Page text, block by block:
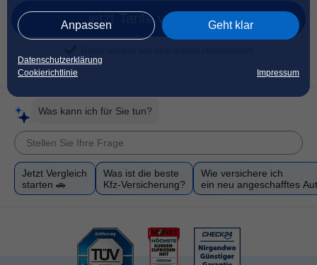
Anpassen Geht klar
Datenschutzerklärung
Cookierichtlinie
Impressum
jetzt Tarife vergleichen
Was kann ich für Sie tun?
Jetzt Vergleich
starten 🚗
Was ist die beste
Kfz-Versicherung?
Wie versichere ich
ein neu angeschafftes